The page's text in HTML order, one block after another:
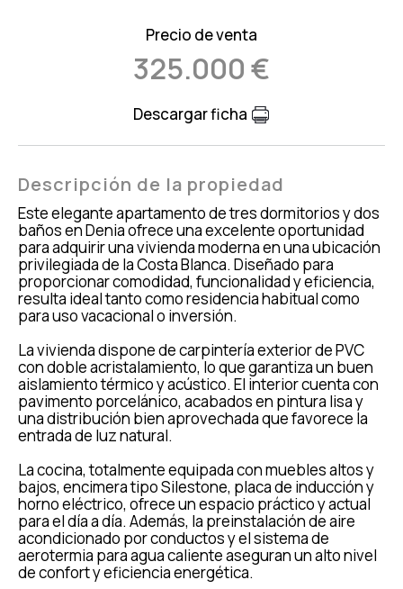
Precio de venta
325.000 €
Descargar ficha
Descripción de la propiedad
Este elegante apartamento de tres dormitorios y dos
baños en Denia ofrece una excelente oportunidad
para adquirir una vivienda moderna en una ubicación
privilegiada de la Costa Blanca. Diseñado para
proporcionar comodidad, funcionalidad y eficiencia,
resulta ideal tanto como residencia habitual como
para uso vacacional o inversión.
La vivienda dispone de carpintería exterior de PVC
con doble acristalamiento, lo que garantiza un buen
aislamiento térmico y acústico. El interior cuenta con
pavimento porcelánico, acabados en pintura lisa y
una distribución bien aprovechada que favorece la
entrada de luz natural.
La cocina, totalmente equipada con muebles altos y
bajos, encimera tipo Silestone, placa de inducción y
horno eléctrico, ofrece un espacio práctico y actual
para el día a día. Además, la preinstalación de aire
acondicionado por conductos y el sistema de
aerotermia para agua caliente aseguran un alto nivel
de confort y eficiencia energética.